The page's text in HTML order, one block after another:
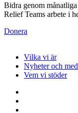
Bidra genom
Relief Teams arbete i
Donera
Vilka vi är
Nyheter och
Vem vi stöder